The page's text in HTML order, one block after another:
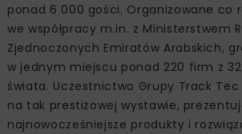
ponad 6 000 gości. Organizowane co
we współpracy m.in. z Ministerstwem
Zjednoczonych Emiratów Arabskich,
w jednym miejscu ponad 220 firm z 32
świata. Uczestnictwo Grupy Track Tec
na tak prestiżowej wystawie,
najnowocześniejsze produkty i